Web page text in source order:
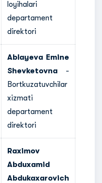
loyihalari
departament
direktori
Ablayeva Emine
Shevketovna -
Bortkuzatuvchilar
xizmati
departament
direktori
Raximov
Abduxamid
Abdukaxarovich